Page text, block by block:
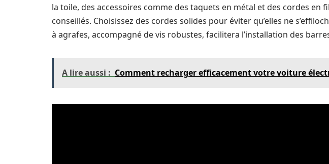
la toile, des accessoires comme des taquets en métal et des cordes en
conseillés. Choisissez des cordes solides pour éviter qu’elles ne
à agrafes, accompagné de vis robustes, facilitera l’installation des
A lire aussi : Comment recharger efficacement votre voiture